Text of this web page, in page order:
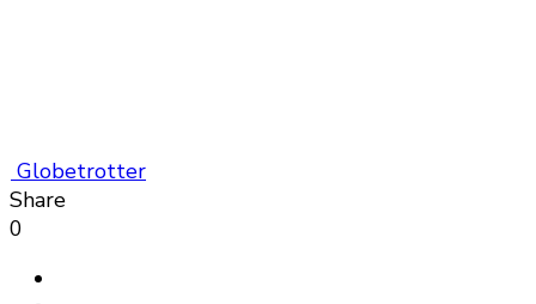
Globetrotter
Share
0